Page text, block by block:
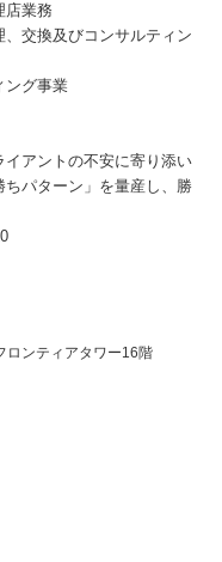
店業務
、交換及びコンサルティン
ング事業
アントの不安に寄り添い
パターン」を量産し、勝
ンティアタワー16階